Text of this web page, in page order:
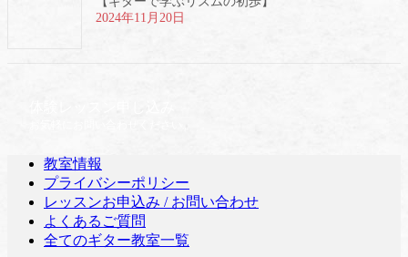
2024年11月20日
教室情報
プライバシーポリシー
レッスンお申込み / お問い合わせ
よくあるご質問
全てのギター教室一覧